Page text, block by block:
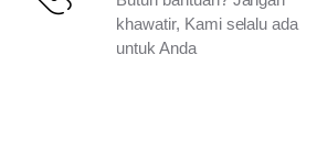
khawatir, Kami selalu ada
untuk Anda